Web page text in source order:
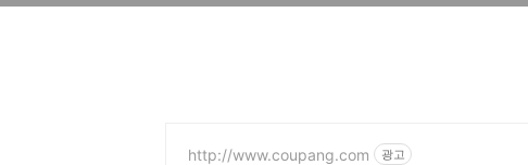
http://www.coupang.com 광고